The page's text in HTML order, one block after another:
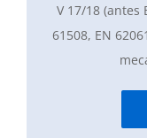
V 17/18 (antes
61508, EN